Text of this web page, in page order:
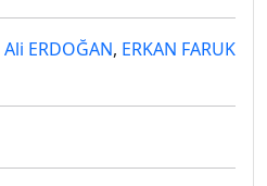
Ali ERDOĞAN, ERKAN FARUK